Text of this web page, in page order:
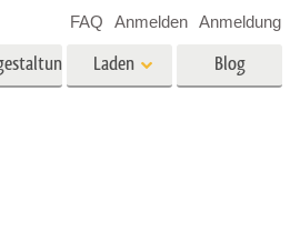
Laden Blog
FAQ Anmelden Anmeldung